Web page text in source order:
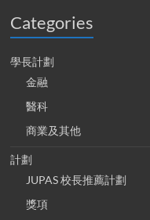
Categories
學長計劃
金融
醫科
商業及其他
計劃
JUPAS 校長推薦計劃
獎項